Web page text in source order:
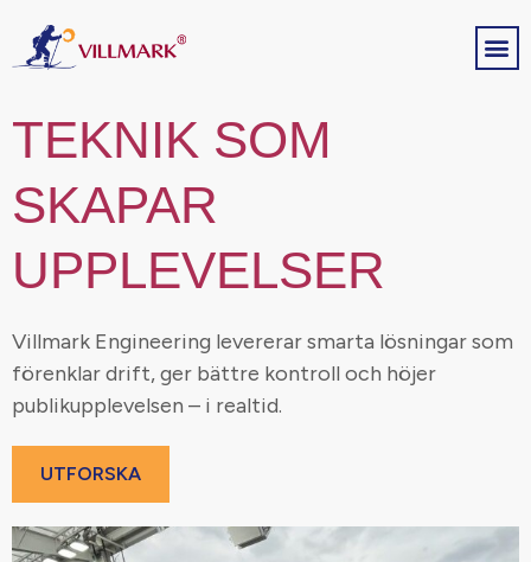
TEKNIK SOM
SKAPAR
UPPLEVELSER
Villmark Engineering levererar smarta lösningar som
förenklar drift, ger bättre kontroll och höjer
publikupplevelsen – i realtid.
UTFORSKA